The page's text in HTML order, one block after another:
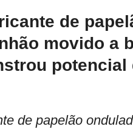
de
movido a
potencial
de papelão